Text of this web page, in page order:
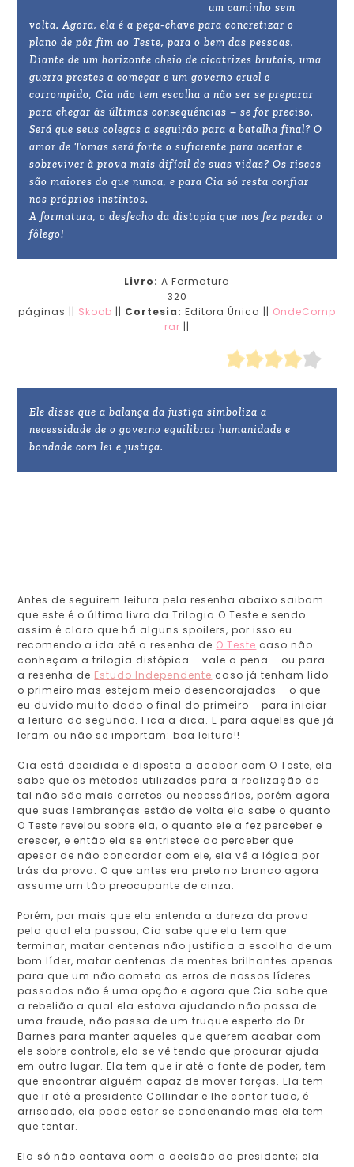
um caminho sem
volta. Agora, ela é a peça-chave para concretizar o
plano de pôr fim ao Teste, para o bem das pessoas.
Diante de um horizonte cheio de cicatrizes brutais, uma
guerra prestes a começar e um governo cruel e
corrompido, Cia não tem escolha a não ser se preparar
para chegar às últimas consequências – se for preciso.
Será que seus colegas a seguirão para a batalha final? O
amor de Tomas será forte o suficiente para aceitar e
sobreviver à prova mais difícil de suas vidas? Os riscos
são maiores do que nunca, e para Cia só resta confiar
nos próprios instintos.
A formatura, o desfecho da distopia que nos fez perder o
fôlego!
Livro: A Formatura
320
páginas || Skoob || Cortesia: Editora Única || OndeComp
rar ||
Ele disse que a balança da justiça simboliza a
necessidade de o governo equilibrar humanidade e
bondade com lei e justiça.
Antes de seguirem leitura pela resenha abaixo saibam
que este é o último livro da Trilogia O Teste e sendo
assim é claro que há alguns spoilers, por isso eu
recomendo a ida até a resenha de O Teste caso não
conheçam a trilogia distópica - vale a pena - ou para
a resenha de Estudo Independente caso já tenham lido
o primeiro mas estejam meio desencorajados - o que
eu duvido muito dado o final do primeiro - para iniciar
a leitura do segundo. Fica a dica. E para aqueles que já
leram ou não se importam: boa leitura!!
Cia está decidida e disposta a acabar com O Teste, ela
sabe que os métodos utilizados para a realização de
tal não são mais corretos ou necessários, porém agora
que suas lembranças estão de volta ela sabe o quanto
O Teste revelou sobre ela, o quanto ele a fez perceber e
crescer, e então ela se entristece ao perceber que
apesar de não concordar com ele, ela vê a lógica por
trás da prova. O que antes era preto no branco agora
assume um tão preocupante de cinza.
Porém, por mais que ela entenda a dureza da prova
pela qual ela passou, Cia sabe que ela tem que
terminar, matar centenas não justifica a escolha de um
bom líder, matar centenas de mentes brilhantes apenas
para que um não cometa os erros de nossos líderes
passados não é uma opção e agora que Cia sabe que
a rebelião a qual ela estava ajudando não passa de
uma fraude, não passa de um truque esperto do Dr.
Barnes para manter aqueles que querem acabar com
ele sobre controle, ela se vê tendo que procurar ajuda
em outro lugar. Ela tem que ir até a fonte de poder, tem
que encontrar alguém capaz de mover forças. Ela tem
que ir até a presidente Collindar e lhe contar tudo, é
arriscado, ela pode estar se condenando mas ela tem
que tentar.
Ela só não contava com a decisão da presidente; ela